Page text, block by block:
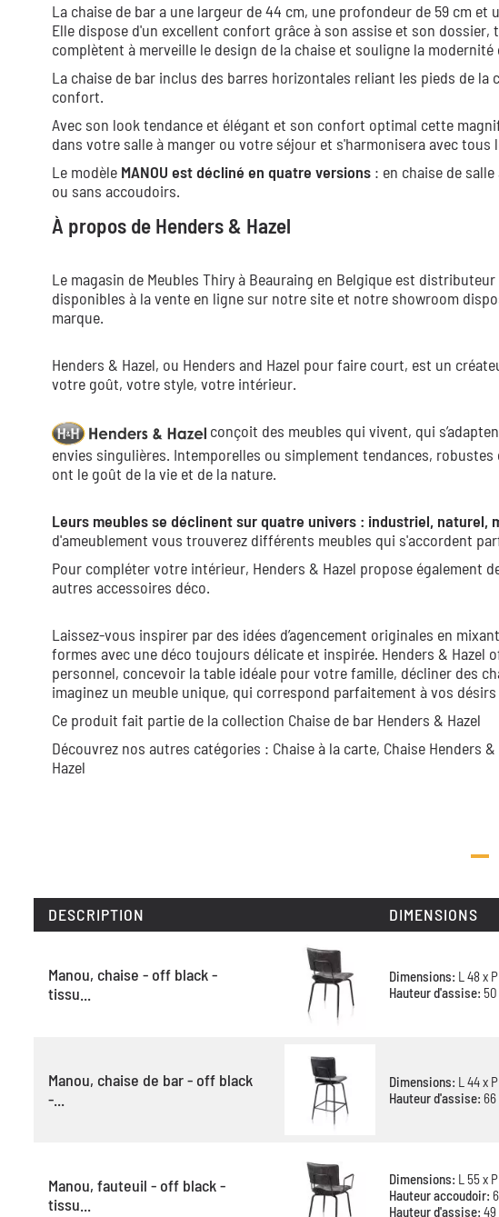
La chaise de bar a une largeur de 44 cm, une profondeur de 59 cm et
Elle dispose d'un excellent confort grâce à son assise et son
complètent à merveille le design de la chaise et souligne la modernité
La chaise de bar inclus des barres horizontales reliant les pieds de
confort.
Avec son look tendance et élégant et son confort optimal cette
dans votre salle à manger ou votre séjour et s'harmonisera avec
Le modèle MANOU est décliné en quatre versions : en chaise de
ou sans accoudoirs.
À propos de Henders & Hazel
Le magasin de Meubles Thiry à Beauraing en Belgique est
disponibles à la vente en ligne sur notre site et notre showroom
marque.
Henders & Hazel, ou Henders and Hazel pour faire court, est un
votre goût, votre style, votre intérieur.
conçoit des meubles qui vivent, qui
envies singulières. Intemporelles ou simplement tendances,
ont le goût de la vie et de la nature.
Leurs meubles se déclinent sur quatre univers : industriel, naturel,
d'ameublement vous trouverez différents meubles qui s'accordent
Pour compléter votre intérieur, Henders & Hazel propose également
autres accessoires déco.
Laissez-vous inspirer par des idées d’agencement originales en
formes avec une déco toujours délicate et inspirée. Henders & Hazel
personnel, concevoir la table idéale pour votre famille, décliner des
imaginez un meuble unique, qui correspond parfaitement à vos désirs
Ce produit fait partie de la collection Chaise de bar Henders & Hazel
Découvrez nos autres catégories : Chaise à la carte, Chaise Henders &
Hazel
DESCRIPTION DIMENSIONS
Manou, chaise - off black -
tissu...
Dimensions: L 48 x
Hauteur d'assise:
Manou, chaise de bar - off black
-...
Dimensions: L 44 x
Hauteur d'assise:
Manou, fauteuil - off black -
tissu...
Dimensions: L 55 x
Hauteur accoudoir:
Hauteur d'assise: 49